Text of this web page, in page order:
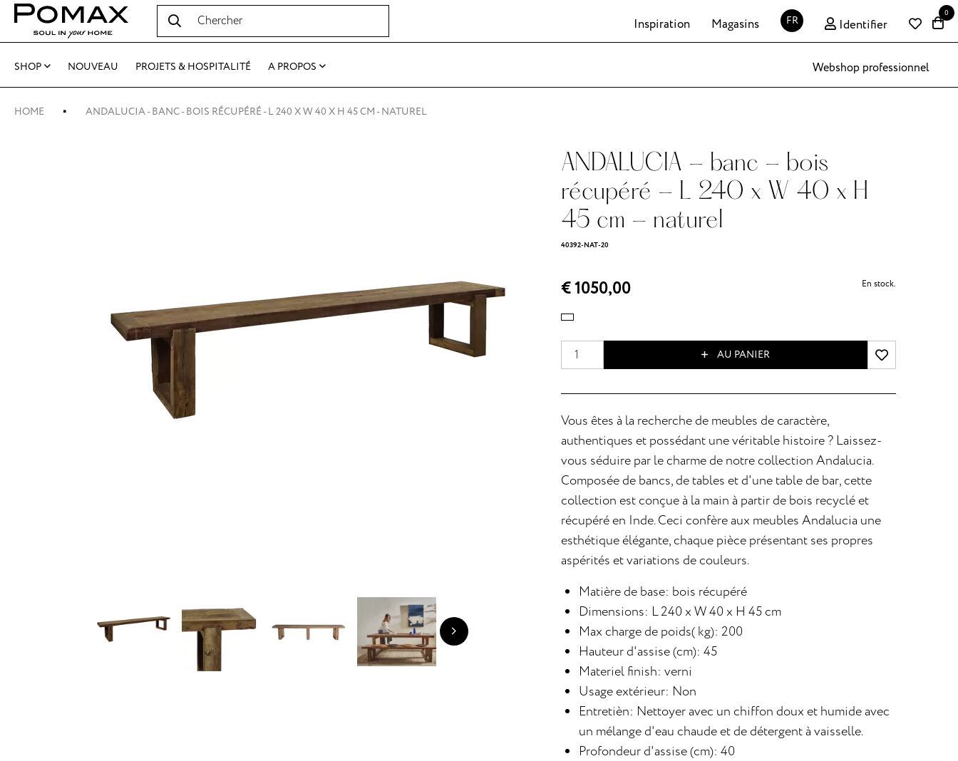
Inspiration Magasins FR Identifier
0
SHOP NOUVEAU PROJETS & HOSPITALITÉ A PROPOS Webshop professionnel
HOME ANDALUCIA - BANC - BOIS RÉCUPÉRÉ - L 240 X W 40 X H 45 CM - NATUREL
ANDALUCIA - banc - bois
récupéré - L 240 x W 40 x H
45 cm - naturel
40392-NAT-20
€ 1050,00 En stock.
AU PANIER
Vous êtes à la recherche de meubles de caractère,
authentiques et possédant une véritable histoire ? Laissez-
vous séduire par le charme de notre collection Andalucia.
Composée de bancs, de tables et d'une table de bar, cette
collection est conçue à la main à partir de bois recyclé et
récupéré en Inde. Ceci confère aux meubles Andalucia une
esthétique élégante, chaque pièce présentant ses propres
aspérités et variations de couleurs.
Matière de base: bois récupéré
Dimensions: L 240 x W 40 x H 45 cm
Max charge de poids( kg): 200
Hauteur d'assise (cm): 45
Materiel finish: verni
Usage extérieur: Non
Entretièn: Nettoyer avec un chiffon doux et humide avec
un mélange d'eau chaude et de détergent à vaisselle.
Profondeur d'assise (cm): 40